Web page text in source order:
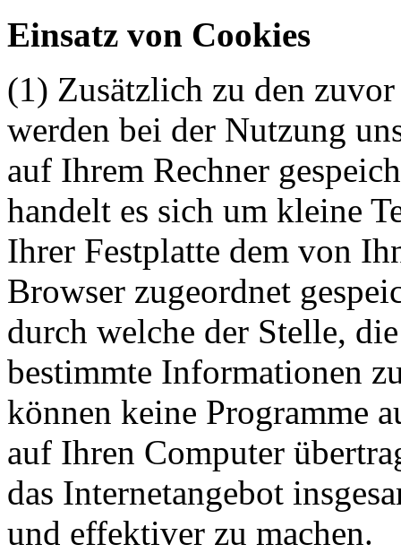
Einsatz von Cookies
(1) Zusätzlich zu den
werden bei der Nutzung
auf Ihrem Rechner
handelt es sich um kleine
Ihrer Festplatte dem von
Browser zugeordnet
durch welche der Stelle,
bestimmte Informationen
können keine Programme
auf Ihren Computer
das Internetangebot
und effektiver zu machen.